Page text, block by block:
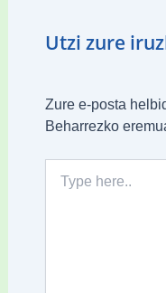
Utzi zure
Zure e-posta
Beharrezko
here..